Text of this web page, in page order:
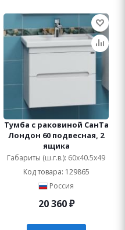
Тумба с раковиной СанТа
Лондон 60 подвесная, 2
ящика
Габариты (ш.г.в.): 60x40.5x49
Код товара: 129865
Россия
20 360₽